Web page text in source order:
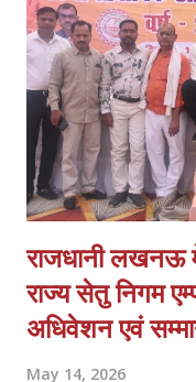
4. आत्मरक्षा के लिए स्वर्ण
व्यापारियों का कहना है कि
रही है और व्य...
राजधानी
राज्य सेतु निगम
अधिवेशन एवं
May 14, 2026